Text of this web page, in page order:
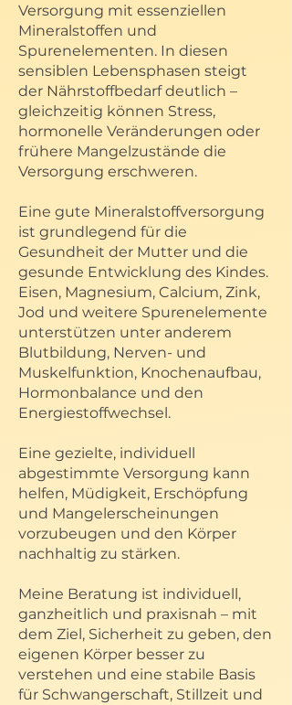
Versorgung mit essenziellen
Mineralstoffen und
Spurenelementen. In diesen
sensiblen Lebensphasen steigt
der Nährstoffbedarf deutlich –
gleichzeitig können Stress,
hormonelle Veränderungen oder
frühere Mangelzustände die
Versorgung erschweren.
Eine gute Mineralstoffversorgung
ist grundlegend für die
Gesundheit der Mutter und die
gesunde Entwicklung des Kindes.
Eisen, Magnesium, Calcium, Zink,
Jod und weitere Spurenelemente
unterstützen unter anderem
Blutbildung, Nerven- und
Muskelfunktion, Knochenaufbau,
Hormonbalance und den
Energiestoffwechsel.
Eine gezielte, individuell
abgestimmte Versorgung kann
helfen, Müdigkeit, Erschöpfung
und Mangelerscheinungen
vorzubeugen und den Körper
nachhaltig zu stärken.
Meine Beratung ist individuell,
ganzheitlich und praxisnah – mit
dem Ziel, Sicherheit zu geben, den
eigenen Körper besser zu
verstehen und eine stabile Basis
für Schwangerschaft, Stillzeit und